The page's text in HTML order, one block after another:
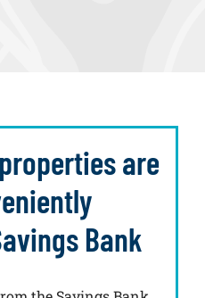
are
Bank